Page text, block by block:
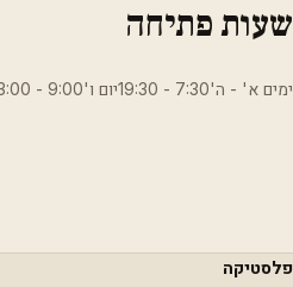
שעות פתיחה
ימים א' - ה'7:30 - 19:30יום ו'9:00 - 13:00
פלסטיקה